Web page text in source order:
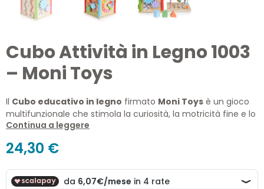
Cubo Attività in Legno 1003
– Moni Toys
Il Cubo educativo in legno firmato Moni Toys è un gioco
multifunzionale che stimola la curiosità, la motricità fine e lo
sviluppo cognitivo del bambino fin dai 12 mesi. Un’attività
per crescere giocando
Continua a leggere
24,30 €